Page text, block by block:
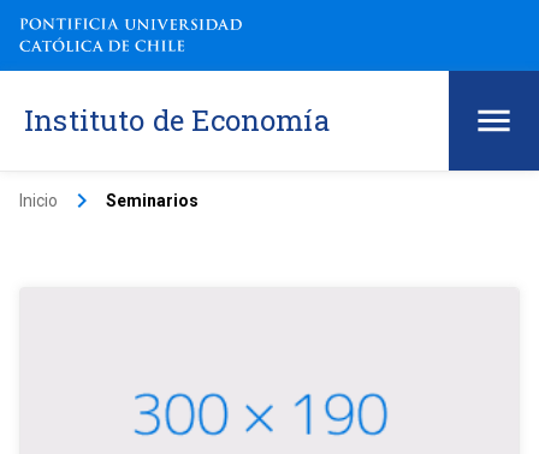
Instituto de Economía
Inicio keyboard_arrow_right Seminarios